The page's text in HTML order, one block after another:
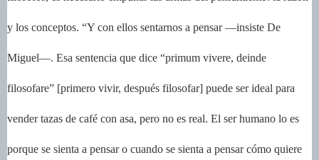
y los conceptos. “Y con ellos sentarnos a pensar —insiste De
Miguel—. Esa sentencia que dice “primum vivere, deinde
filosofare” [primero vivir, después filosofar] puede ser ideal para
vender tazas de café con asa, pero no es real. El ser humano lo es
porque se sienta a pensar o cuando se sienta a pensar cómo quiere